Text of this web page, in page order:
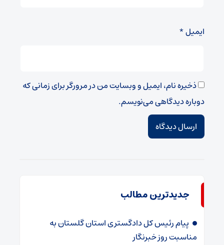
ایمیل*
ذخیره نام، ایمیل و وبسایت من در مرورگر برای زمانی که
دوباره دیدگاهی می‌نویسم.
جدیدترین مطالب
پیام رئیس کل دادگستری استان گلستان به
مناسبت روز خبرنگار